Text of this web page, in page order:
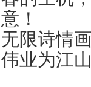
！
限诗情
业为江